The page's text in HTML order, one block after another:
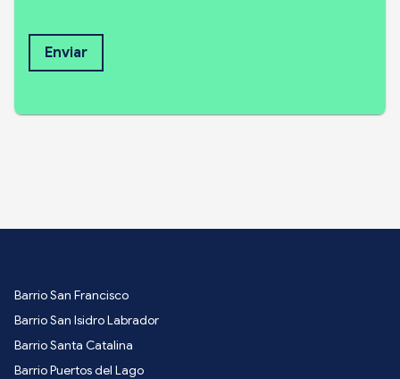
Enviar
Barrio San Francisco
Barrio San Isidro Labrador
Barrio Santa Catalina
Barrio Puertos del Lago